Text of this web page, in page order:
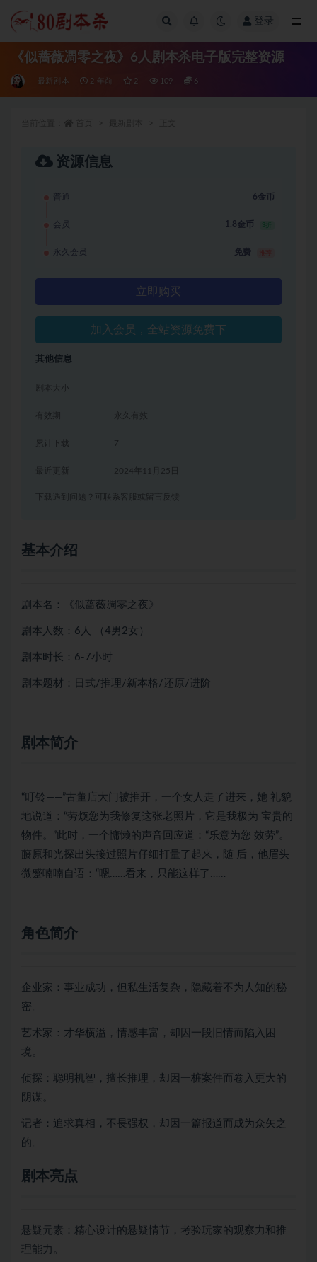
登录
《似蔷薇凋零之夜》6人剧本杀电子版完整资源
最新剧本 2 年前 2 109 6
资源信息
普通 6金币
会员 1.8金币 3折
永久会员 免费
立即购买
加入会员，全站资源免费下
其他信息
剧本大小
有效期 永久有效
累计下载 7
2024年11月25日
下载遇到问题？可联系客服或留言反馈
基本介绍
剧本名：《似蔷薇凋零之夜》
剧本人数：6人 （4男2女）
剧本时长：6-7小时
剧本题材：日式/推理/新本格/还原/进阶
剧本简介
“叮铃——”古董店大门被推开，一个女人走了进来，她 礼貌
地说道：“劳烦您为我修复这张老照片，它是我极为 宝贵的
物件。”此时，一个慵懒的声音回应道：“乐意为您 效劳”。
藤原和光探出头接过照片仔细打量了起来，随 后，他眉头
微蹙喃喃自语：“嗯……看来，只能这样了……
角色简介
企业家：事业成功，但私生活复杂，隐藏着不为人知的秘
密。
艺术家：才华横溢，情感丰富，却因一段旧情而陷入困
境。
侦探：聪明机智，擅长推理，却因一桩案件而卷入更大的
阴谋。
记者：追求真相，不畏强权，却因一篇报道而成为众矢之
的。
剧本亮点
悬疑元素：精心设计的悬疑情节，考验玩家的观察力和推
理能力。